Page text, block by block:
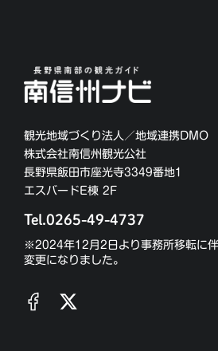
観光地域づくり法人／地域連携DMO
株式会社南信州観光公社
長野県飯田市座光寺3349番地1
エスバードE棟 2F
Tel.0265-49-4737
※2024年12月2日より事務所移転に
変更になりました。